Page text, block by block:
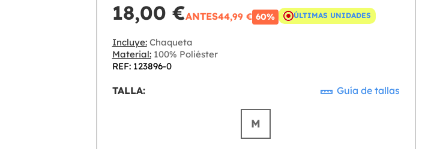
18,00 €ANTES44,99 € 60% ÚLTIMAS UNIDADES
Incluye:Chaqueta
Material:100% Poliéster
REF: 123896-0
TALLA: Guía de tallas
M